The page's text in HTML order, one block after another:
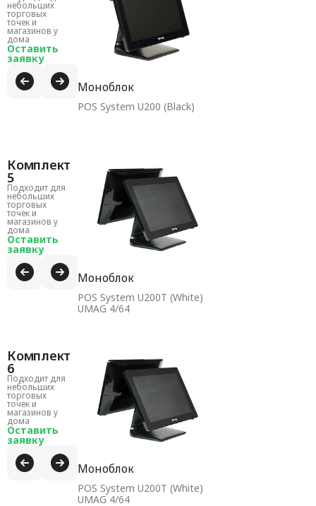
небольших
торговых
точек и
магазинов у
дома
Оставить
заявку
Моноблок
POS System U200 (Black)
Комплект
5
Подходит для
небольших
торговых
точек и
магазинов у
дома
Оставить
заявку
Моноблок
POS System U200T (White)
UMAG 4/64
Комплект
6
Подходит для
небольших
торговых
точек и
магазинов у
дома
Оставить
заявку
Моноблок
POS System U200T (White)
UMAG 4/64